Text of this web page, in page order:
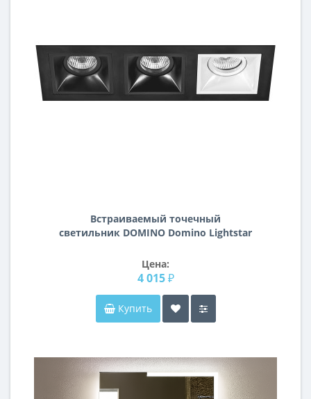
Встраиваемый точечный
светильник DOMINO Domino Lightstar
Цена:
4 015 ₽
Купить